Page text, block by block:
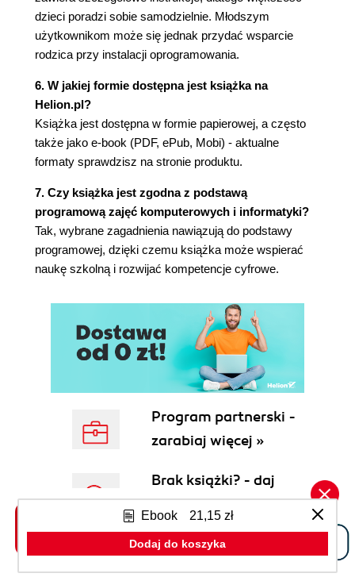
Funkcja turtle.detect() 191
Pozostałe funkcje turtle.detect() 196
Funkcja turtleedu.inspect() 198
Rozdział 14. Zliczanie przedmiotów 205
Funkcja turtle.getItemCount() 205
Rozdział 15. Żółw z zegarkiem 211
Funkcja os.sleep() 211
Rozdział 16. Jaki to przedmiot? 215
Funkcja turtleedu.getItemName() 215
Rozdział 17. Żółw tragarz 221
Funkcja turtle.transferTo() 221
Funkcja turtle.drop() 224
Rozdział 18. Podsumowanie 233
Rozdział 19. Odpowiedzi do zadań 235
Twoja lista wykonanych zadań 267
dzieci poradzi sobie samodzielnie. Młodszym
użytkownikom może się jednak przydać wsparcie
rodzica przy instalacji oprogramowania.
6. W jakiej formie dostępna jest książka na
Helion.pl?
Książka jest dostępna w formie papierowej, a często
także jako e-book (PDF, ePub, Mobi) - aktualne
formaty sprawdzisz na stronie produktu.
7. Czy książka jest zgodna z podstawą
programową zajęć komputerowych i informatyki?
Tak, wybrane zagadnienia nawiązują do podstawy
programowej, dzięki czemu książka może wspierać
naukę szkolną i rozwijać kompetencje cyfrowe.
Ebook 21,15 zł
Dodaj do koszyka
Program partnerski -
zarabiaj więcej »
Brak książki? - daj
nam znać »
Subskrybuj newsletter